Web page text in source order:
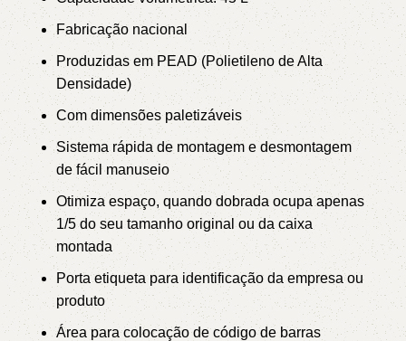
Fabricação nacional
Produzidas em PEAD (Polietileno de Alta
Densidade)
Com dimensões paletizáveis
Sistema rápida de montagem e desmontagem
de fácil manuseio
Otimiza espaço, quando dobrada ocupa apenas
1/5 do seu tamanho original ou da caixa
montada
Porta etiqueta para identificação da empresa ou
produto
Área para colocação de código de barras